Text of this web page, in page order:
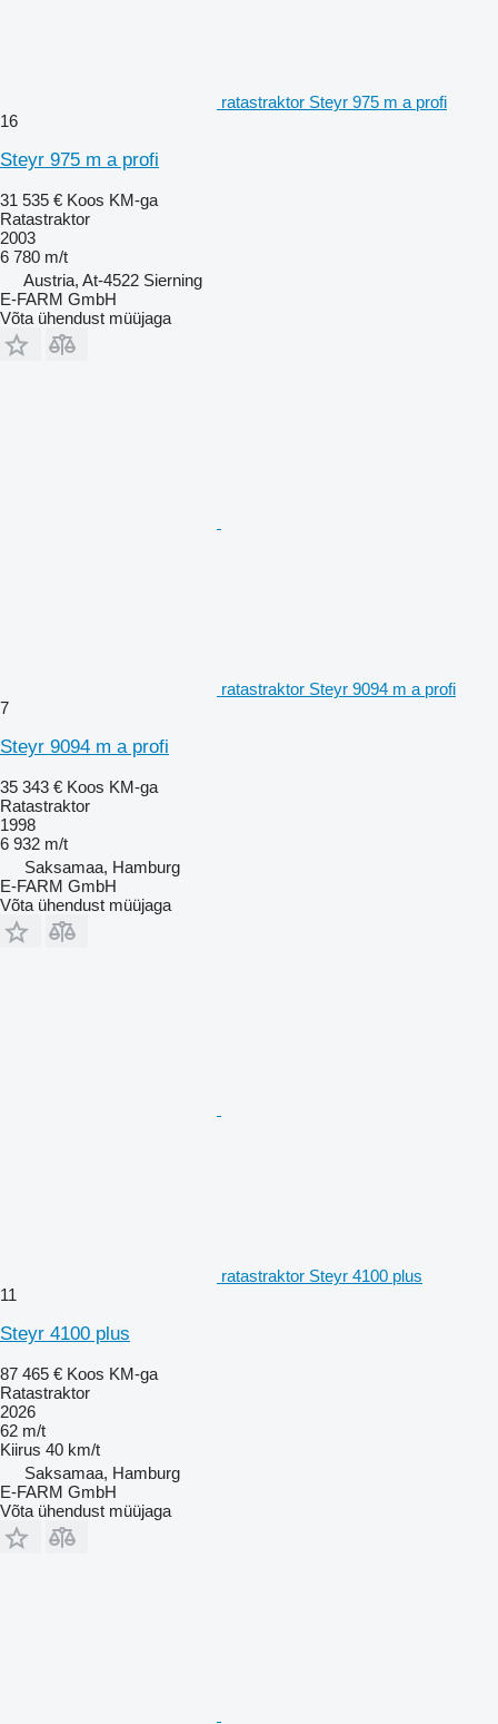
ratastraktor Steyr 975 m a profi
16
Steyr 975 m a profi
31 535 € Koos KM-ga
Ratastraktor
2003
6 780 m/t
Austria, At-4522 Sierning
E-FARM GmbH
Võta ühendust müüjaga
ratastraktor Steyr 9094 m a profi
7
Steyr 9094 m a profi
35 343 € Koos KM-ga
Ratastraktor
1998
6 932 m/t
Saksamaa, Hamburg
E-FARM GmbH
Võta ühendust müüjaga
ratastraktor Steyr 4100 plus
11
Steyr 4100 plus
87 465 € Koos KM-ga
Ratastraktor
2026
62 m/t
Kiirus 40 km/t
Saksamaa, Hamburg
E-FARM GmbH
Võta ühendust müüjaga